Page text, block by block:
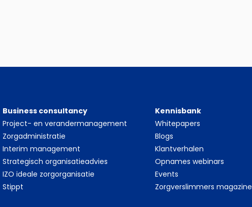
Business consultancy
Project- en verandermanagement
Zorgadministratie
Interim management
Strategisch organisatieadvies
IZO ideale zorgorganisatie
Stippt
Kennisbank
Whitepapers
Blogs
Klantverhalen
Opnames webinars
Events
Zorgverslimmers magazine